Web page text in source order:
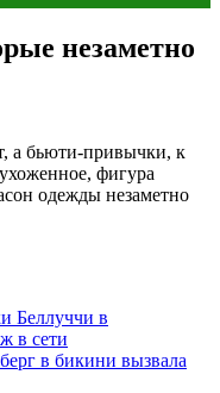
незаметно
а бьюти-привычки, к
фигура
одежды незаметно
Беллуччи в
в сети
в бикини вызвала